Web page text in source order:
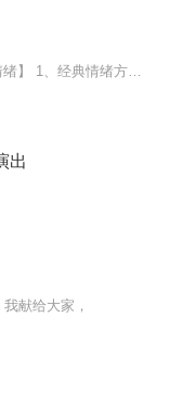
出
献给大家，